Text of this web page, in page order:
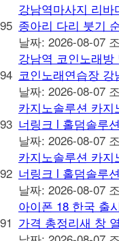
95
강남역마사지 리
종아리 다리 붓기
날짜: 2026-08-07
94
강남역 코인노래
코인노래연습장
날짜: 2026-08-07
93
카지노솔루션 카
너링크 l 홀덤솔루
날짜: 2026-08-07
92
카지노솔루션 카
너링크 l 홀덤솔루
날짜: 2026-08-07
91
아이폰 18 한국 출
가격 총정리새 창